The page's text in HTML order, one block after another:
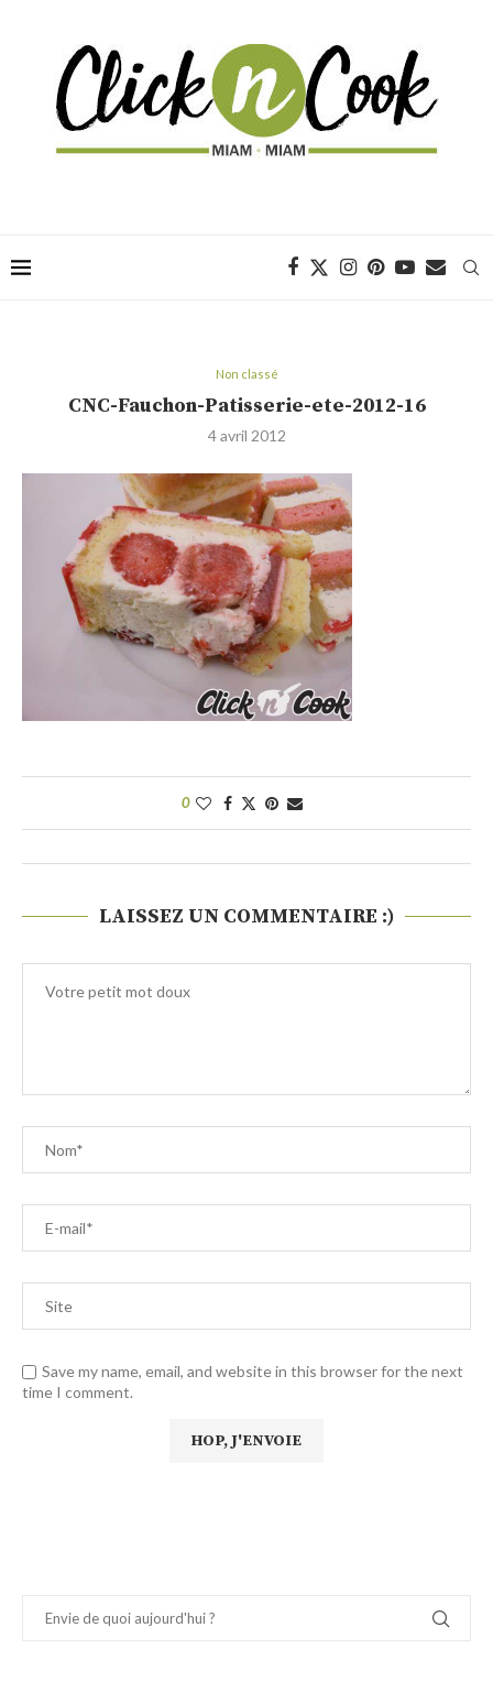
Non classé
CNC-Fauchon-Patisserie-ete-2012-16
4 avril 2012
0
LAISSEZ UN COMMENTAIRE :)
Save my name, email, and website in this browser for the next
time I comment.